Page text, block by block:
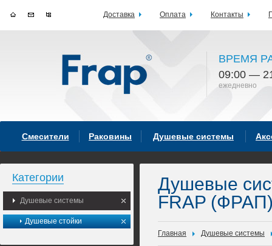
ВРЕМЯ
09:00 —
ежедневно
Смесители Раковины Душевые системы
Категории
Душевые системы
Душевые стойки
Душевые
FRAP
Главная Душевые системы
Доставка Оплата Контакты